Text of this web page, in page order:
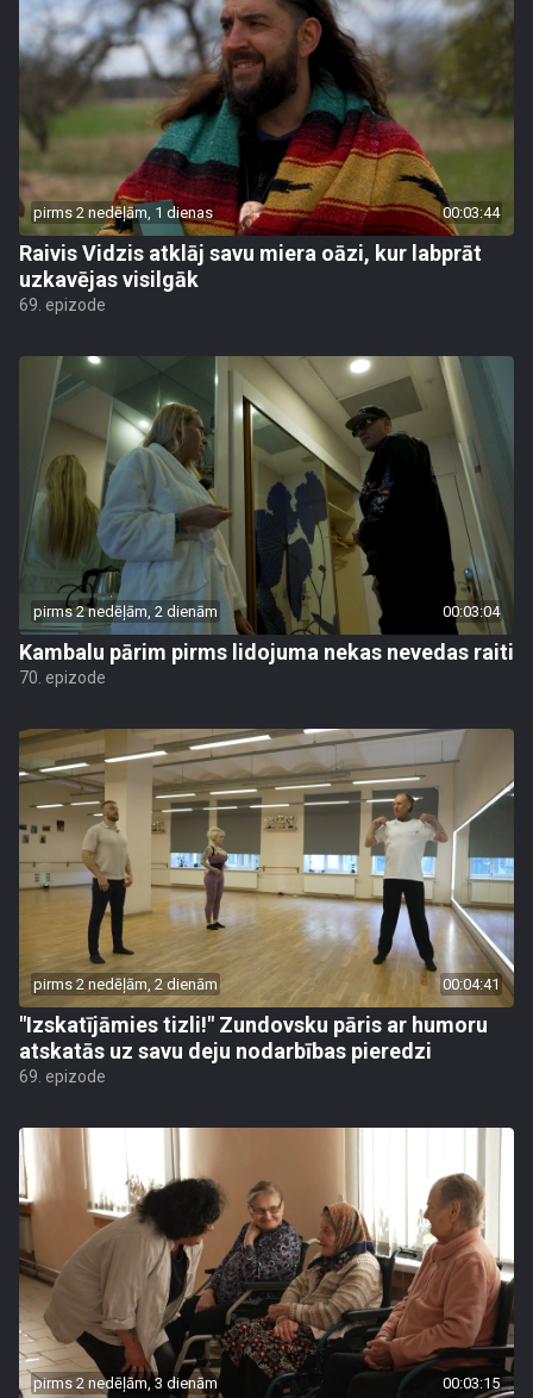
pirms 2 nedēļām, 1 dienas 00:03:44
Raivis Vidzis atklāj savu miera oāzi, kur labprāt
uzkavējas visilgāk
69. epizode
pirms 2 nedēļām, 2 dienām 00:03:04
Kambalu pārim pirms lidojuma nekas nevedas raiti
70. epizode
pirms 2 nedēļām, 2 dienām 00:04:41
"Izskatījāmies tizli!" Zundovsku pāris ar humoru
atskatās uz savu deju nodarbības pieredzi
69. epizode
pirms 2 nedēļām, 3 dienām 00:03:15